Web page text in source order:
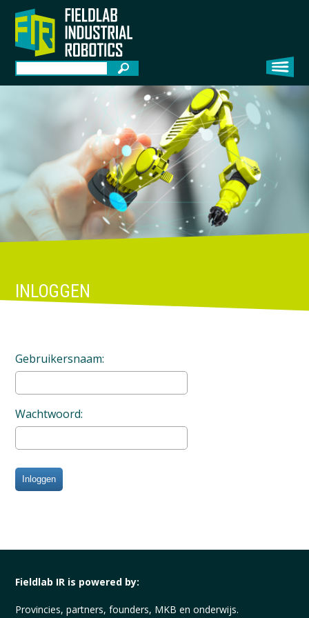
INLOGGEN
Gebruikersnaam:
Wachtwoord:
Inloggen
Fieldlab IR is powered by:
Provincies, partners, founders, MKB en onderwijs.